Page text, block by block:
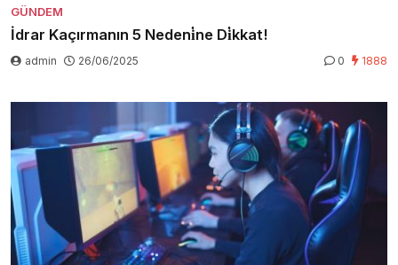
GÜNDEM
İdrar Kaçırmanın 5 Nedeni̇ne Di̇kkat!
admin 26/06/2025 0 1888